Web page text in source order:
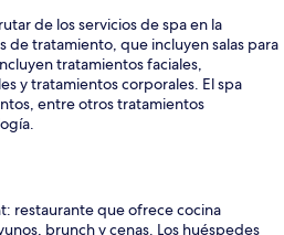
de los servicios de spa en la
de tratamiento, que incluyen salas para
tratamientos faciales,
y tratamientos corporales. El spa
entre otros tratamientos
restaurante que ofrece cocina
brunch y cenas. Los huéspedes